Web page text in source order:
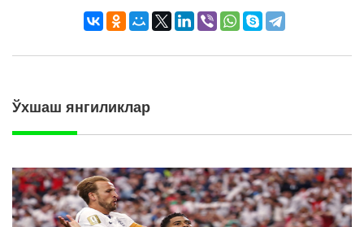
Ўхшаш янгиликлар